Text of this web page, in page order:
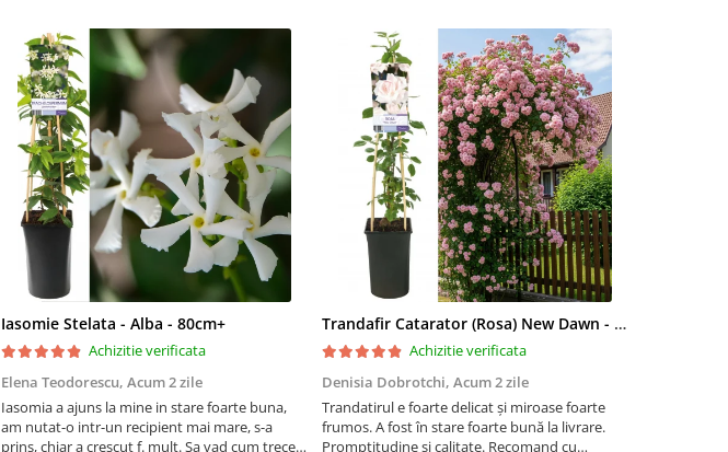
Iasomie Stelata - Alba - 80cm+
Achizitie verificata
Elena Teodorescu, Acum 2 zile
Iasomia a ajuns la mine in stare foarte buna,
am nutat-o intr-un recipient mai mare, s-a
prins, chiar a crescut f. mult. Sa vad cum trece
Trandafir Catarator (Rosa) New Dawn - 75cm
Achizitie verificata
Denisia Dobrotchi, Acum 2 zile
Trandatirul e foarte delicat și miroase foarte
frumos. A fost în stare foarte bună la livrare.
Promptitudine și calitate. Recomand cu